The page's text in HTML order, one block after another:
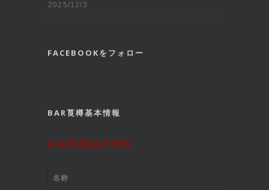
2025/12/3
FACEBOOKをフォロー
BAR莨樽基本情報
BAR莨樽基本情報
名称